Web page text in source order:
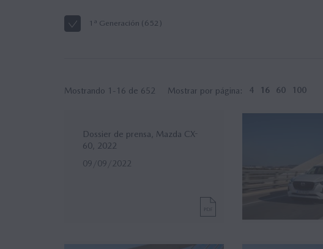
1ª Generación (652)
Mostrando 1-16 de 652 Mostrar por página: 4 16 60 100
Dossier de prensa, Mazda CX-
60, 2022
09/09/2022